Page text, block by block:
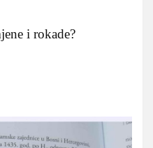
i rokade?